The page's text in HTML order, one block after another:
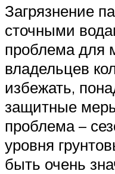
Загрязнение
сточными
проблема для
владельцев
избежать,
защитные
проблема –
уровня
быть очень